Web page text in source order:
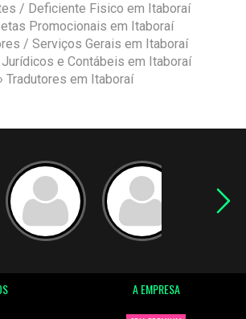
/ Deficiente Fisico em Itaboraí
Promocionais em Itaboraí
/ Serviços Gerais em Itaboraí
Jurídicos e Contábeis em Itaboraí
› Tradutores em Itaboraí
A EMPRESA